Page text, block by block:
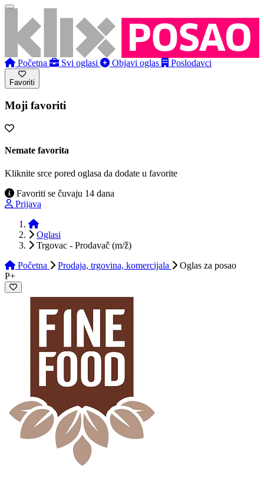
Početna Svi oglasi Objavi oglas Poslodavci
Favoriti
Moji favoriti
Nemate favorita
Kliknite srce pored oglasa da dodate u favorite
Favoriti se čuvaju 14 dana
Prijava
Početna
Oglasi
Trgovac - Prodavač (m/ž)
Početna
Prodaja, trgovina, komercijala Oglas za posao
P+